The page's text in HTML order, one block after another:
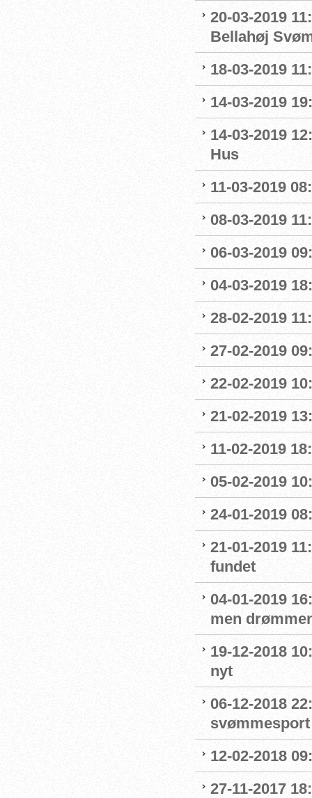
20-03-2019
Bellahøj
18-03-2019
14-03-2019
14-03-2019
Hus
11-03-2019
08-03-2019
06-03-2019
04-03-2019
28-02-2019
27-02-2019
22-02-2019
21-02-2019
11-02-2019
05-02-2019
24-01-2019
21-01-2019
fundet
04-01-2019
men
19-12-2018
nyt
06-12-2018
svømmesport
12-02-2018
27-11-2017